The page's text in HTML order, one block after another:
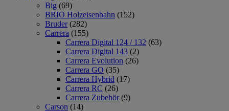
Big (69)
BRIO Holzeisenbahn (152)
Bruder (282)
Carrera (155)
Carrera Digital 124 / 132 (63)
Carrera Digital 143 (2)
Carrera Evolution (26)
Carrera GO (35)
Carrera Hybrid (17)
Carrera RC (26)
Carrera Zubehör (9)
Carson (14)